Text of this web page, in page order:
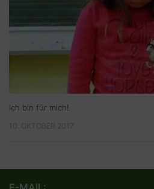
Ich bin für mich!